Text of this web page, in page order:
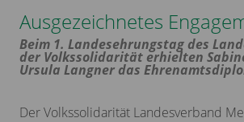
Ausgezeichnetes
Beim 1. Landesehrungstag des
der Volkssolidarität erhielten
Ursula Langner das
Der Volkssolidarität Landesverband